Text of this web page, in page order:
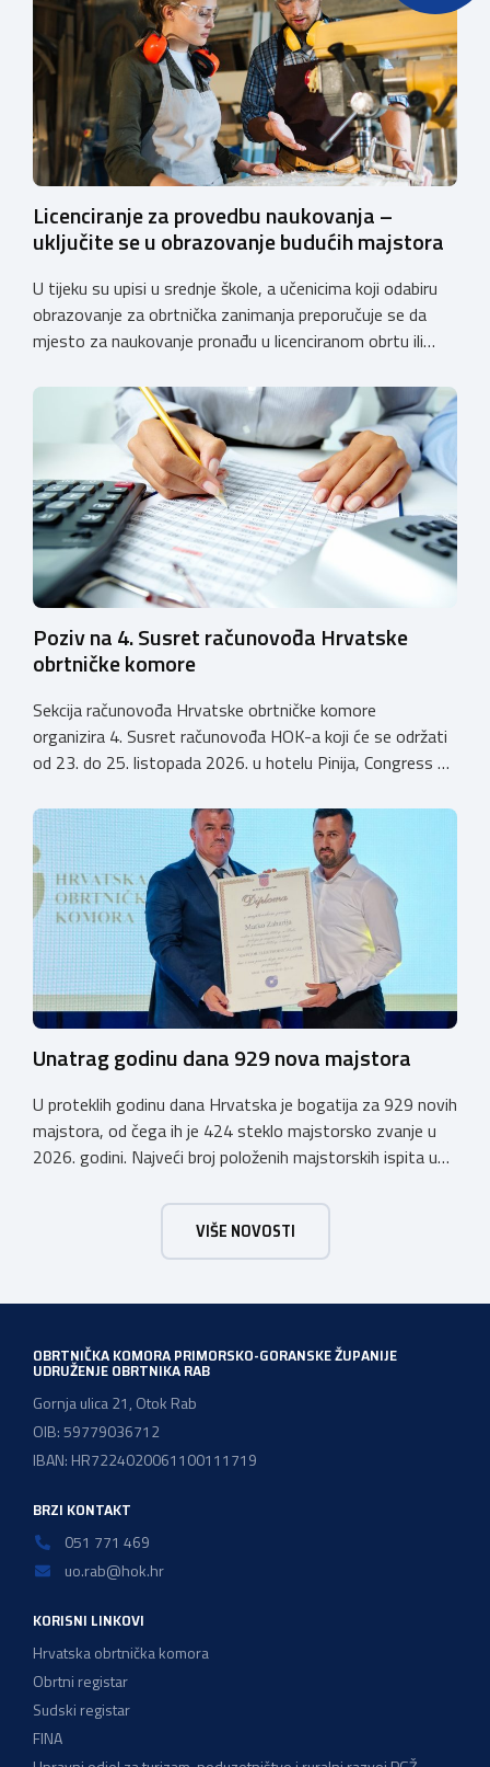
Licenciranje za provedbu naukovanja –
uključite se u obrazovanje budućih majstora
U tijeku su upisi u srednje škole, a učenicima koji odabiru
obrazovanje za obrtnička zanimanja preporučuje se da
mjesto za naukovanje pronađu u licenciranom obrtu ili
koji još nemaju licenciju da pokrenu postupak
licenciranja kako bi budućim učenicima omogućili
kvalitetno i sigurno stjecanje praktičnih znanja, a
istodobno ulagali u razvoj […]
Poziv na 4. Susret računovođa Hrvatske
obrtničke komore
Sekcija računovođa Hrvatske obrtničke komore
organizira 4. Susret računovođa HOK-a koji će se održati
od 23. do 25. listopada 2026. u hotelu Pinija, Congress &
otvoren u petak, 23. listopada 2026. u
poslijepodnevnim, uz uvodno predavanje i pozdrav
domaćina. Tijekom subote, 24. listopada, održavat će se
predavanja, interaktivne radionice te okrugli stolovi na
aktualne teme. […]
Unatrag godinu dana 929 nova majstora
U proteklih godinu dana Hrvatska je bogatija za 929 novih
majstora, od čega ih je 424 steklo majstorsko zvanje u
2026. godini. Najveći broj položenih majstorskih ispita u
majstor elektroinstalater, majstor frizer, majstor
vodoinstalatera, instalatera grijanja i klimatizacije te
majstora automehaničara. Najveći broj navedenih
VIŠE NOVOSTI
OBRTNIČKA KOMORA PRIMORSKO-GORANSKE ŽUPANIJE
UDRUŽENJE OBRTNIKA RAB
Gornja ulica 21, Otok Rab
OIB: 59779036712
IBAN: HR7224020061100111719
BRZI KONTAKT
051 771 469
uo.rab@hok.hr
KORISNI LINKOVI
Hrvatska obrtnička komora
Obrtni registar
Sudski registar
FINA